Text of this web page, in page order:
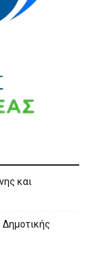
και